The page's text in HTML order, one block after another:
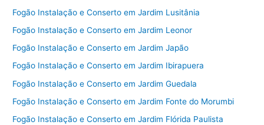
Fogão Instalação e Conserto em Jardim Lusitânia
Fogão Instalação e Conserto em Jardim Leonor
Fogão Instalação e Conserto em Jardim Japão
Fogão Instalação e Conserto em Jardim Ibirapuera
Fogão Instalação e Conserto em Jardim Guedala
Fogão Instalação e Conserto em Jardim Fonte do Morumbi
Fogão Instalação e Conserto em Jardim Flórida Paulista